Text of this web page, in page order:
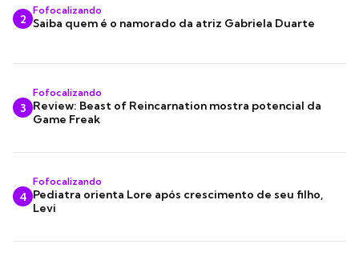
2
Fofocalizando
Saiba quem é o namorado da atriz Gabriela Duarte
3
Fofocalizando
Review: Beast of Reincarnation mostra potencial da
Game Freak
4
Fofocalizando
Pediatra orienta Lore após crescimento de seu filho,
Levi